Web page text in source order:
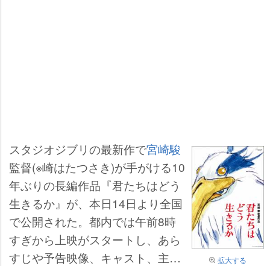
拡大する
スタジオジブリの最新作で宮崎駿
監督(※崎はたつさき)が手がける10
年ぶりの長編作品『君たちはどう
生きるか』が、本日14日より全国
で公開された。都内では午前8時
すぎから上映がスタートし、あら
すじや予告映像、キャスト、主題